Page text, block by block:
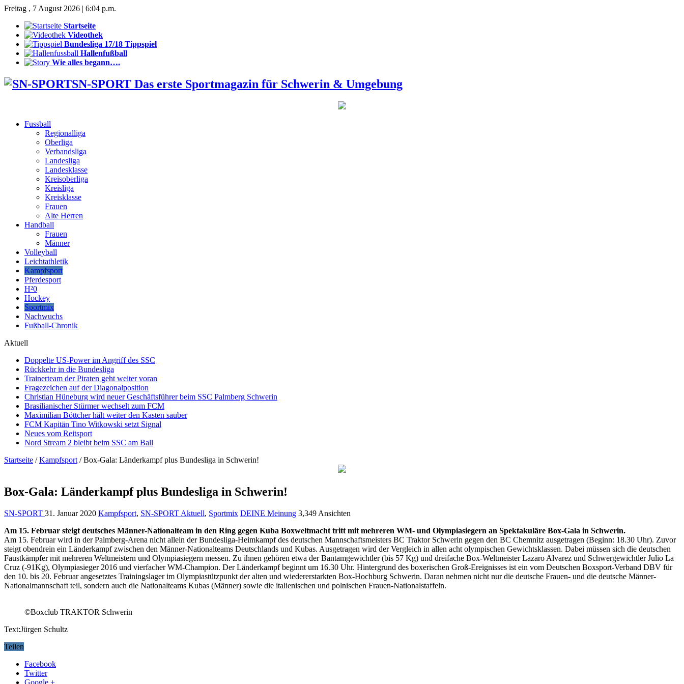
Freitag , 7 August 2026 | 6:04 p.m.
Startseite
Videothek
Bundesliga 17/18 Tippspiel
Hallenfußball
Wie alles begann….
SN-SPORT Das erste Sportmagazin für Schwerin & Umgebung
Fussball
Regionalliga
Oberliga
Verbandsliga
Landesliga
Landesklasse
Kreisoberliga
Kreisliga
Kreisklasse
Frauen
Alte Herren
Handball
Frauen
Männer
Volleyball
Leichtathletik
Kampfsport
Pferdesport
H²0
Hockey
Sportmix
Nachwuchs
Fußball-Chronik
Aktuell
Doppelte US-Power im Angriff des SSC
Rückkehr in die Bundesliga
Trainerteam der Piraten geht weiter voran
Fragezeichen auf der Diagonalposition
Christian Hüneburg wird neuer Geschäftsführer beim SSC Palmberg Schwerin
Brasilianischer Stürmer wechselt zum FCM
Maximilian Böttcher hält weiter den Kasten sauber
FCM Kapitän Tino Witkowski setzt Signal
Neues vom Reitsport
Nord Stream 2 bleibt beim SSC am Ball
Startseite / Kampfsport / Box-Gala: Länderkampf plus Bundesliga in Schwerin!
Box-Gala: Länderkampf plus Bundesliga in Schwerin!
SN-SPORT 31. Januar 2020 Kampfsport, SN-SPORT Aktuell, Sportmix DEINE Meinung 3,349 Ansichten
Am 15. Februar steigt deutsches Männer-Nationalteam in den Ring gegen Kuba Boxweltmacht tritt mit mehreren WM- und Olympiasiegern an Spektakuläre Box-Gala in Schwerin.
Am 15. Februar wird in der Palmberg-Arena nicht allein der Bundesliga-Heimkampf des deutschen Mannschaftsmeisters BC Traktor Schwerin gegen den BC Chemnitz ausgetragen (Beginn: 18.30 Uhr). Zuvor
steigt obendrein ein Länderkampf zwischen den Männer-Nationalteams Deutschlands und Kubas. Ausgetragen wird der Vergleich in allen acht olympischen Gewichtsklassen. Dabei müssen sich die deutschen
Faustkämpfer mit mehreren Weltmeistern und Olympiasiegern messen. Zu ihnen gehören etwa der Bantamgewichtler (bis 57 Kg) und dreifache Box-Weltmeister Lazaro Alvarez und Schwergewichtler Julio La
Cruz (-91Kg), Olympiasieger 2016 und vierfacher WM-Champion. Der Länderkampf beginnt um 16.30 Uhr. Hintergrund des boxerischen Groß-Ereignisses ist ein vom Deutschen Boxsport-Verband DBV für
den 10. bis 20. Februar angesetztes Trainingslager im Olympiastützpunkt der alten und wiedererstarkten Box-Hochburg Schwerin. Daran nehmen nicht nur die deutsche Frauen- und die deutsche Männer-
Nationalmannschaft teil, sondern auch die Nationalteams Kubas (Männer) sowie die italienischen und polnischen Frauen-Nationalstaffeln.
©Boxclub TRAKTOR Schwerin
Text:Jürgen Schultz
Teilen
Facebook
Twitter
Google +